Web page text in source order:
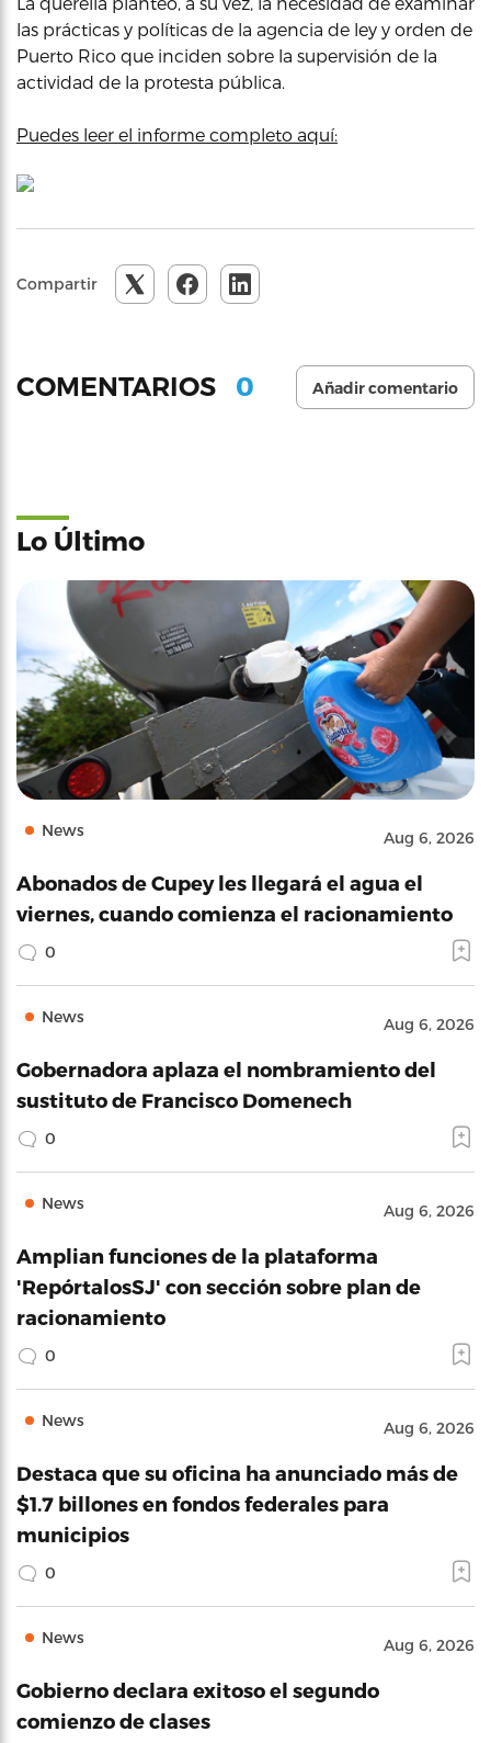
las prácticas y políticas de la agencia de ley y orden de
Puerto Rico que inciden sobre la supervisión de la
actividad de la protesta pública.
Puedes leer el informe completo aquí:
Compartir
COMENTARIOS 0 Añadir comentario
Lo Último
News Aug 6, 2026
Abonados de Cupey les llegará el agua el
viernes, cuando comienza el racionamiento
0
News Aug 6, 2026
Gobernadora aplaza el nombramiento del
sustituto de Francisco Domenech
0
News Aug 6, 2026
Amplian funciones de la plataforma
'RepórtalosSJ' con sección sobre plan de
racionamiento
0
News Aug 6, 2026
Destaca que su oficina ha anunciado más de
$1.7 billones en fondos federales para
municipios
0
News Aug 6, 2026
Gobierno declara exitoso el segundo
comienzo de clases